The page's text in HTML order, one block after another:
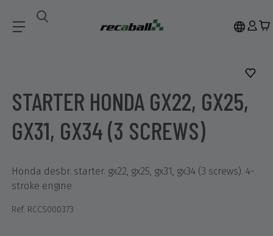
Recambios STARTER HONDA GX22, GX25, GX31, GX34 (3 Screws)
STARTER HONDA GX22, GX25,
GX31, GX34 (3 SCREWS)
Honda desbr. starter. gx22, gx25, gx31, gx34 (3 screws). 4-
stroke engine
Ref. RCCS000373